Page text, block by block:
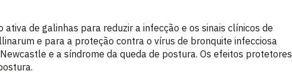
ativa de galinhas para reduzir a infecção e os sinais clínicos de
e para a proteção contra o vírus de bronquite infecciosa
e a síndrome da queda de postura. Os efeitos protetores